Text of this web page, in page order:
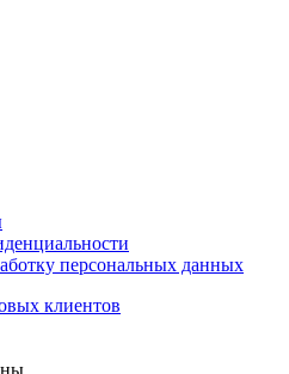
персональных данных
клиентов